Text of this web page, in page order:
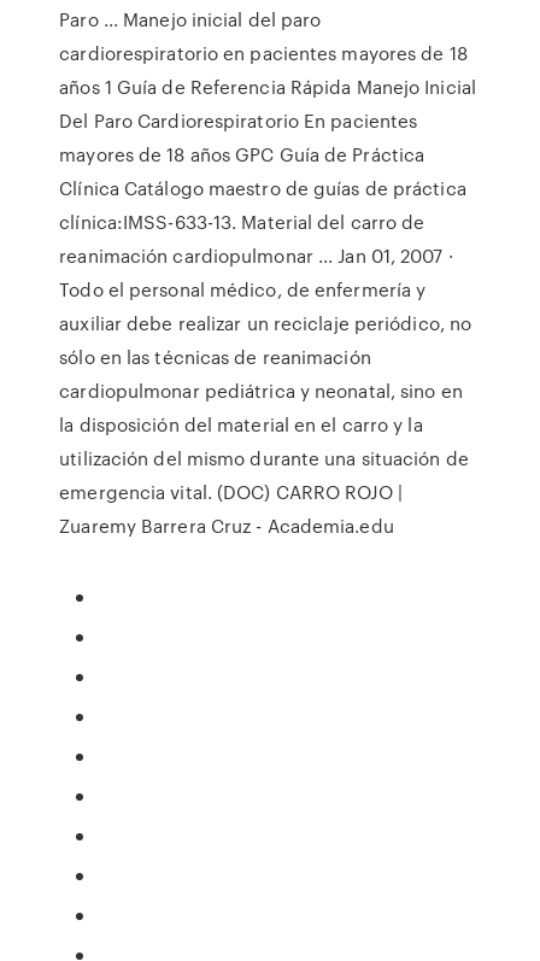
Paro ... Manejo inicial del paro
cardiorespiratorio en pacientes mayores de 18
años 1 Guía de Referencia Rápida Manejo Inicial
Del Paro Cardiorespiratorio En pacientes
mayores de 18 años GPC Guía de Práctica
Clínica Catálogo maestro de guías de práctica
clínica:IMSS-633-13. Material del carro de
reanimación cardiopulmonar ... Jan 01, 2007 ·
Todo el personal médico, de enfermería y
auxiliar debe realizar un reciclaje periódico, no
sólo en las técnicas de reanimación
cardiopulmonar pediátrica y neonatal, sino en
la disposición del material en el carro y la
utilización del mismo durante una situación de
emergencia vital. (DOC) CARRO ROJO |
Zuaremy Barrera Cruz - Academia.edu